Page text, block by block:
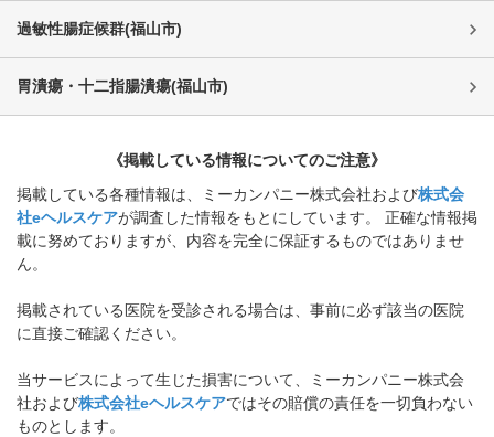
過敏性腸症候群(福山市)
胃潰瘍・十二指腸潰瘍(福山市)
《掲載している情報についてのご注意》
掲載している各種情報は、ミーカンパニー株式会社および株式会
社eヘルスケアが調査した情報をもとにしています。 正確な情報掲
載に努めておりますが、内容を完全に保証するものではありませ
ん。
掲載されている医院を受診される場合は、事前に必ず該当の医院
に直接ご確認ください。
当サービスによって生じた損害について、ミーカンパニー株式会
社および株式会社eヘルスケアではその賠償の責任を一切負わない
ものとします。